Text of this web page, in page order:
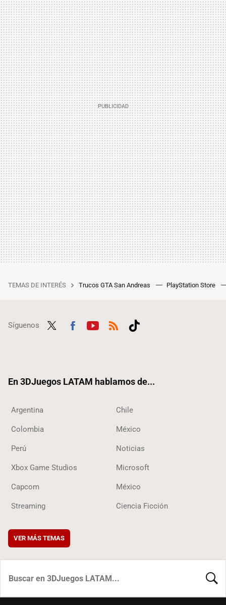
TEMAS DE INTERÉS Trucos GTA San Andreas PlayStation Store
Síguenos
En 3DJuegos LATAM hablamos de...
Argentina Chile
Colombia México
Perú Noticias
Xbox Game Studios Microsoft
Capcom México
Streaming Ciencia Ficción
VER MÁS TEMAS